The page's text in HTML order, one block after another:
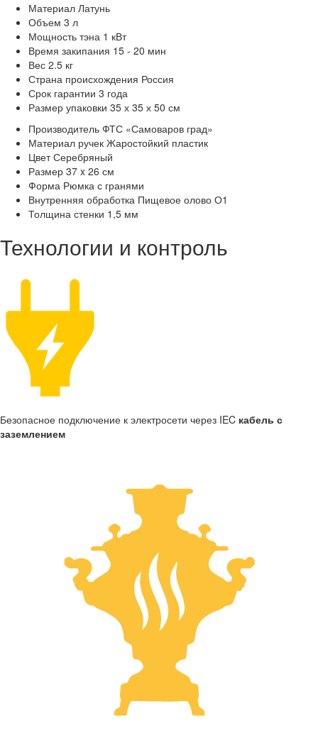
Материал Латунь
Объем 3 л
Мощность тэна 1 кВт
Время закипания 15 - 20 мин
Вес 2.5 кг
Страна происхождения Россия
Срок гарантии 3 года
Размер упаковки 35 х 35 х 50 см
Производитель ФТС «Самоваров град»
Материал ручек Жаростойкий пластик
Цвет Серебряный
Размер 37 x 26 см
Форма Рюмка с гранями
Внутренняя обработка Пищевое олово О1
Толщина стенки 1,5 мм
Технологии и контроль
Безопасное подключение к электросети через IEC кабель с
заземлением